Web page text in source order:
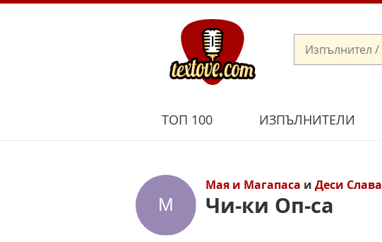
ТОП 100 ИЗПЪЛНИТЕЛИ
Мая и Магапаса иДеси Слава
Чи-ки Оп-са